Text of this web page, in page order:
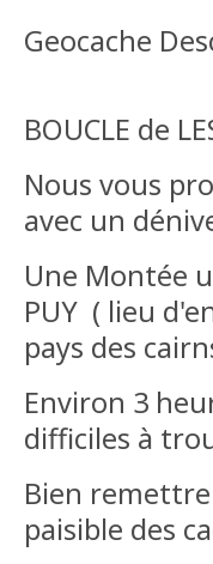
Geocache
BOUCLE de
Nous vous
avec un
Une Montée
PUY ( lieu
pays des
Environ 3
difficiles à
Bien
paisible des